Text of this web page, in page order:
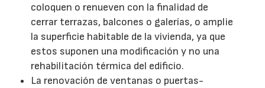
coloquen o renueven con la finalidad de
cerrar terrazas, balcones o galerías, o amplie
la superficie habitable de la vivienda, ya que
estos suponen una modificación y no una
rehabilitación térmica del edificio.
La renovación de ventanas o puertas-